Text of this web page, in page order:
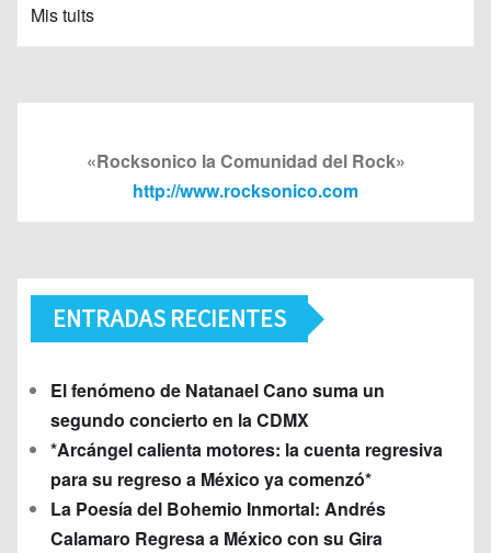
Mis tuits
«Rocksonico la Comunidad del Rock»
http://www.rocksonico.com
ENTRADAS RECIENTES
El fenómeno de Natanael Cano suma un
segundo concierto en la CDMX
*Arcángel calienta motores: la cuenta regresiva
para su regreso a México ya comenzó*
La Poesía del Bohemio Inmortal: Andrés
Calamaro Regresa a México con su Gira